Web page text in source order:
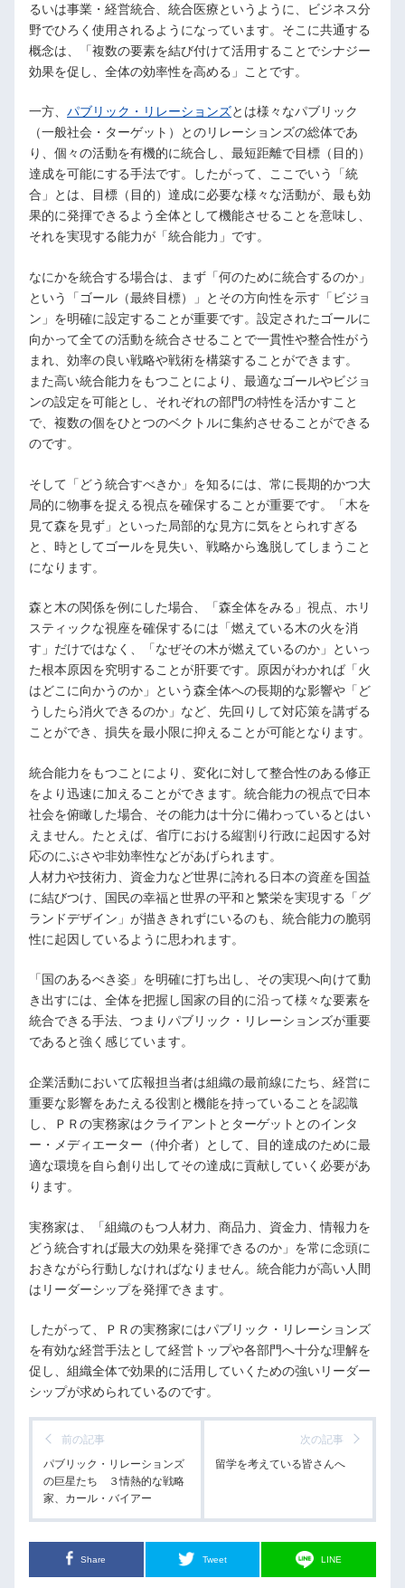
るいは事業・経営統合、統合医療というように、ビジネス分
野でひろく使用されるようになっています。そこに共通する
概念は、「複数の要素を結び付けて活用することでシナジー
効果を促し、全体の効率性を高める」ことです。
一方、 パブリック・リレーションズとは様々なパブリック
（一般社会・ターゲット）とのリレーションズの総体であ
り、個々の活動を有機的に統合し、最短距離で目標（目的）
達成を可能にする手法です。したがって、ここでいう「統
合」とは、目標（目的）達成に必要な様々な活動が、最も効
果的に発揮できるよう全体として機能させることを意味し、
それを実現する能力が「統合能力」です。
なにかを統合する場合は、まず「何のために統合するのか」
という「ゴール（最終目標）」とその方向性を示す「ビジョ
ン」を明確に設定することが重要です。設定されたゴールに
向かって全ての活動を統合させることで一貫性や整合性がう
まれ、効率の良い戦略や戦術を構築することができます。
また高い統合能力をもつことにより、最適なゴールやビジョ
ンの設定を可能とし、それぞれの部門の特性を活かすこと
で、複数の個をひとつのベクトルに集約させることができる
のです。
そして「どう統合すべきか」を知るには、常に長期的かつ大
局的に物事を捉える視点を確保することが重要です。「木を
見て森を見ず」といった局部的な見方に気をとられすぎる
と、時としてゴールを見失い、戦略から逸脱してしまうこと
になります。
森と木の関係を例にした場合、「森全体をみる」視点、ホリ
スティックな視座を確保するには「燃えている木の火を消
す」だけではなく、「なぜその木が燃えているのか」といっ
た根本原因を究明することが肝要です。原因がわかれば「火
はどこに向かうのか」という森全体への長期的な影響や「ど
うしたら消火できるのか」など、先回りして対応策を講ずる
ことができ、損失を最小限に抑えることが可能となります。
統合能力をもつことにより、変化に対して整合性のある修正
をより迅速に加えることができます。統合能力の視点で日本
社会を俯瞰した場合、その能力は十分に備わっているとはい
えません。たとえば、省庁における縦割り行政に起因する対
応のにぶさや非効率性などがあげられます。
人材力や技術力、資金力など世界に誇れる日本の資産を国益
に結びつけ、国民の幸福と世界の平和と繁栄を実現する「グ
ランドデザイン」が描ききれずにいるのも、統合能力の脆弱
性に起因しているように思われます。
「国のあるべき姿」を明確に打ち出し、その実現へ向けて動
き出すには、全体を把握し国家の目的に沿って様々な要素を
統合できる手法、つまりパブリック・リレーションズが重要
であると強く感じています。
企業活動において広報担当者は組織の最前線にたち、経営に
重要な影響をあたえる役割と機能を持っていることを認識
し、ＰＲの実務家はクライアントとターゲットとのインタ
ー・メディエーター（仲介者）として、目的達成のために最
適な環境を自ら創り出してその達成に貢献していく必要があ
ります。
実務家は、「組織のもつ人材力、商品力、資金力、情報力を
どう統合すれば最大の効果を発揮できるのか」を常に念頭に
おきながら行動しなければなりません。統合能力が高い人間
はリーダーシップを発揮できます。
したがって、ＰＲの実務家にはパブリック・リレーションズ
を有効な経営手法として経営トップや各部門へ十分な理解を
促し、組織全体で効果的に活用していくための強いリーダー
シップが求められているのです。
前の記事
パブリック・リレーションズ
の巨星たち ３情熱的な戦略
家、カール・バイアー
次の記事
留学を考えている皆さんへ
Share Tweet LINE